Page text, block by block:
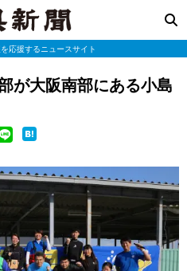
応援するニュースサイト
が大阪南部にある小島